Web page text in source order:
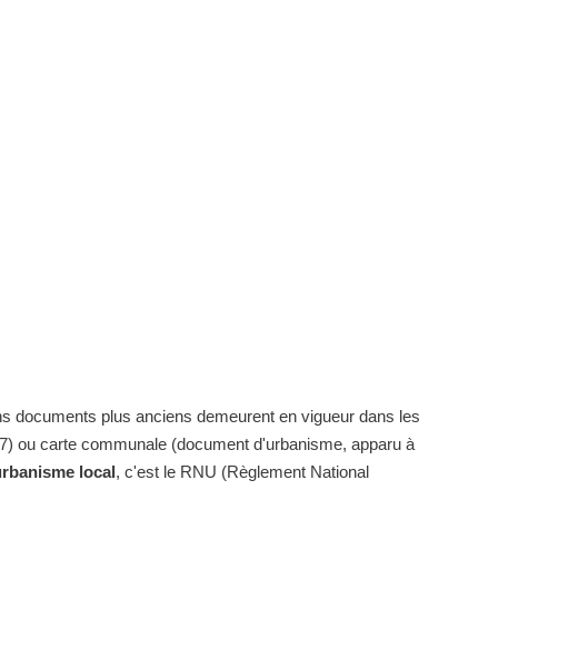
documents plus anciens demeurent en vigueur dans les
ou carte communale (document d'urbanisme, apparu à
local, c'est le RNU (Règlement National